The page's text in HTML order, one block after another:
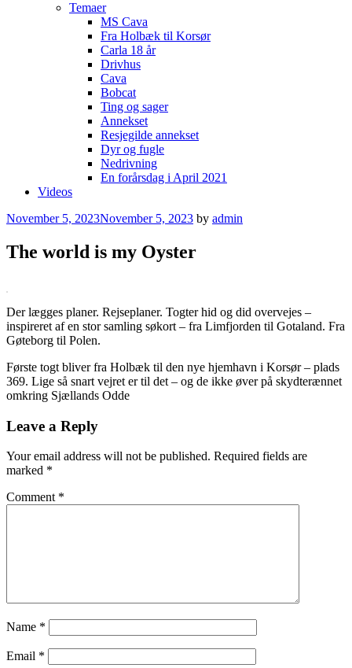
Temaer
MS Cava
Fra Holbæk til Korsør
Carla 18 år
Drivhus
Cava
Bobcat
Ting og sager
Annekset
Resjegilde annekset
Dyr og fugle
Nedrivning
En forårsdag i April 2021
Videos
Posted
November 5, 2023November 5, 2023 by admin
The world is my Oyster
Der lægges planer. Rejseplaner. Togter hid og did overvejes –
inspireret af en stor samling søkort – fra Limfjorden til Gotaland. Fra
Gøteborg til Polen.
Første togt bliver fra Holbæk til den nye hjemhavn i Korsør – plads
369. Lige så snart vejret er til det – og de ikke øver på skydterænnet
omkring Sjællands Odde
Leave a Reply
Your email address will not be published. Required fields are
marked *
Comment *
Name *
Email *